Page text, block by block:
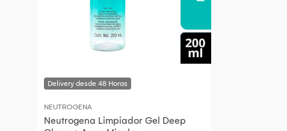
NEUTROGENA
Neutrogena Limpiador Gel Deep